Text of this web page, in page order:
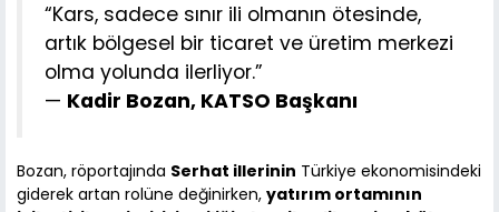
“Kars, sadece sınır ili olmanın ötesinde,
artık bölgesel bir ticaret ve üretim merkezi
olma yolunda ilerliyor.”
— Kadir Bozan, KATSO Başkanı
Bozan, röportajında Serhat illerinin Türkiye ekonomisindeki
giderek artan rolüne değinirken, yatırım ortamının